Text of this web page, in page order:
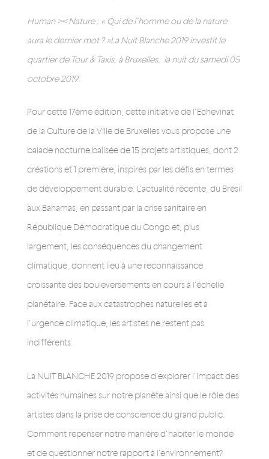
Human >< Nature : « Qui de l’homme ou de la nature
aura le dernier mot ? »La Nuit Blanche 2019 investit le
quartier de Tour & Taxis, à Bruxelles, la nuit du samedi 05
octobre 2019.
Pour cette 17ème édition, cette initiative de l’Echevinat
de la Culture de la Ville de Bruxelles vous propose une
balade nocturne balisée de 15 projets artistiques, dont 2
créations et 1 première, inspirés par les défis en termes
de développement durable. L’actualité récente, du Brésil
aux Bahamas, en passant par la crise sanitaire en
République Démocratique du Congo et, plus
largement, les conséquences du changement
climatique, donnent lieu à une reconnaissance
croissante des bouleversements en cours à l’échelle
planétaire. Face aux catastrophes naturelles et à
l’urgence climatique, les artistes ne restent pas
indifférents.
La NUIT BLANCHE 2019 propose d’explorer l’impact des
activités humaines sur notre planète ainsi que le rôle des
artistes dans la prise de conscience du grand public.
Comment repenser notre manière d’habiter le monde
et de questionner notre rapport à l’environnement?